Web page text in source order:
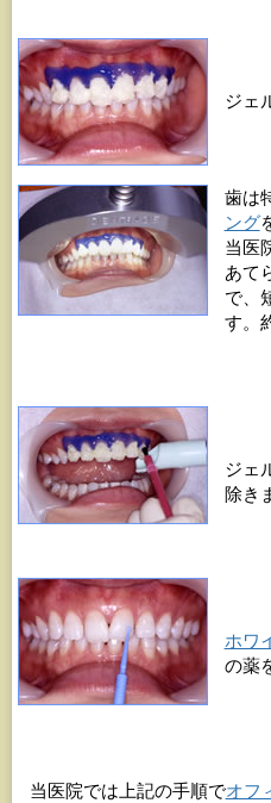
ジェ
歯は
ング
当医
あて
で、
す。
ジェ
除き
ホワ
の薬
当医院では上記の手順でオフ